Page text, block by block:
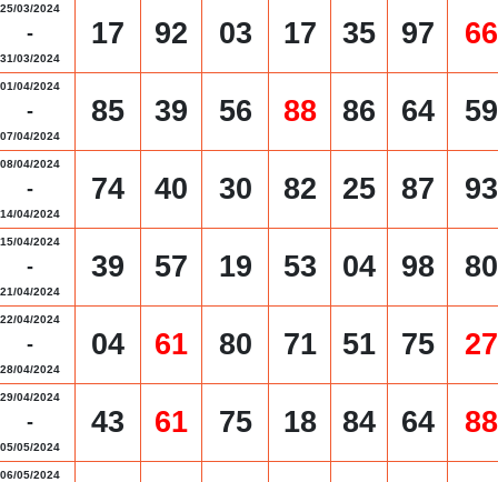
25/03/2024
-
31/03/2024
17 92 03 17 35 97 66
01/04/2024
-
07/04/2024
85 39 56 88 86 64 59
08/04/2024
-
14/04/2024
74 40 30 82 25 87 93
15/04/2024
-
21/04/2024
39 57 19 53 04 98 80
22/04/2024
-
28/04/2024
04 61 80 71 51 75 27
29/04/2024
-
05/05/2024
43 61 75 18 84 64 88
06/05/2024